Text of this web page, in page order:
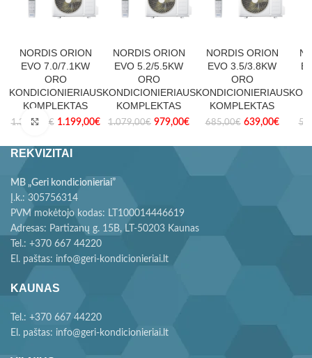
Paspauskite, kad padidintumėte
NORDIS ORION
EVO 7.0/7.1KW
ORO
KONDICIONIERIAUS
KOMPLEKTAS
1.339,00 € 1.199,00€
NORDIS ORION
EVO 5.2/5.5KW
ORO
KONDICIONIERIAUS
KOMPLEKTAS
1.079,00€ 979,00€
NORDIS ORION
EVO 3.5/3.8KW
ORO
KONDICIONIERIAUS
KOMPLEKTAS
685,00€ 639,00€
REKVIZITAI
MB „Geri kondicionieriai”
Į.k.: 305756314
PVM mokėtojo kodas: LT100014446619
Adresas: Partizanų g. 15B, LT-50203 Kaunas
Tel.: +370 667 44220
El. paštas: info@geri-kondicionieriai.lt
KAUNAS
Tel.: +370 667 44220
El. paštas: info@geri-kondicionieriai.lt